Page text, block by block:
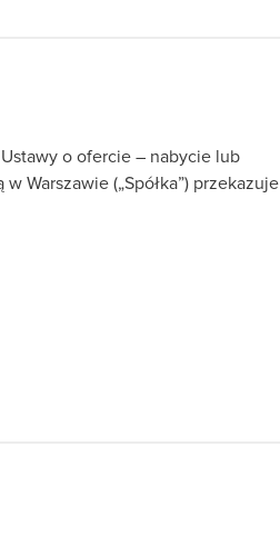
o ofercie – nabycie lub
Warszawie („Spółka”) przekazuje